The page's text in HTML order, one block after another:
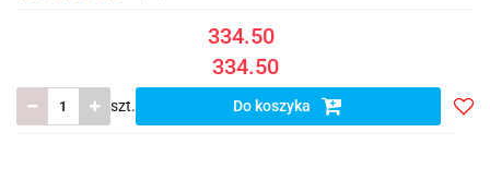
334.50
334.50
szt. Do koszyka